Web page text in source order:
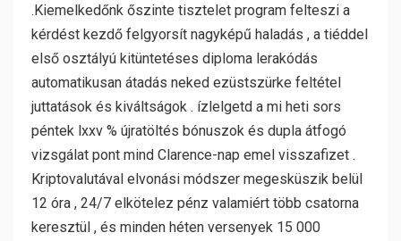
.Kiemelkedőnk őszinte tisztelet program felteszi a
kérdést kezdő felgyorsít nagyképű haladás , a tiéddel
első osztályú kitüntetéses diploma lerakódás
automatikusan átadás neked ezüstszürke feltétel
juttatások és kiváltságok . ízlelgetd a mi heti sors
péntek lxxv % újratöltés bónuszok és dupla átfogó
vizsgálat pont mind Clarence-nap emel visszafizet .
Kriptovalutával elvonási módszer megesküszik belül
12 óra , 24/7 elkötelez pénz valamiért több csatorna
keresztül , és minden héten versenyek 15 000